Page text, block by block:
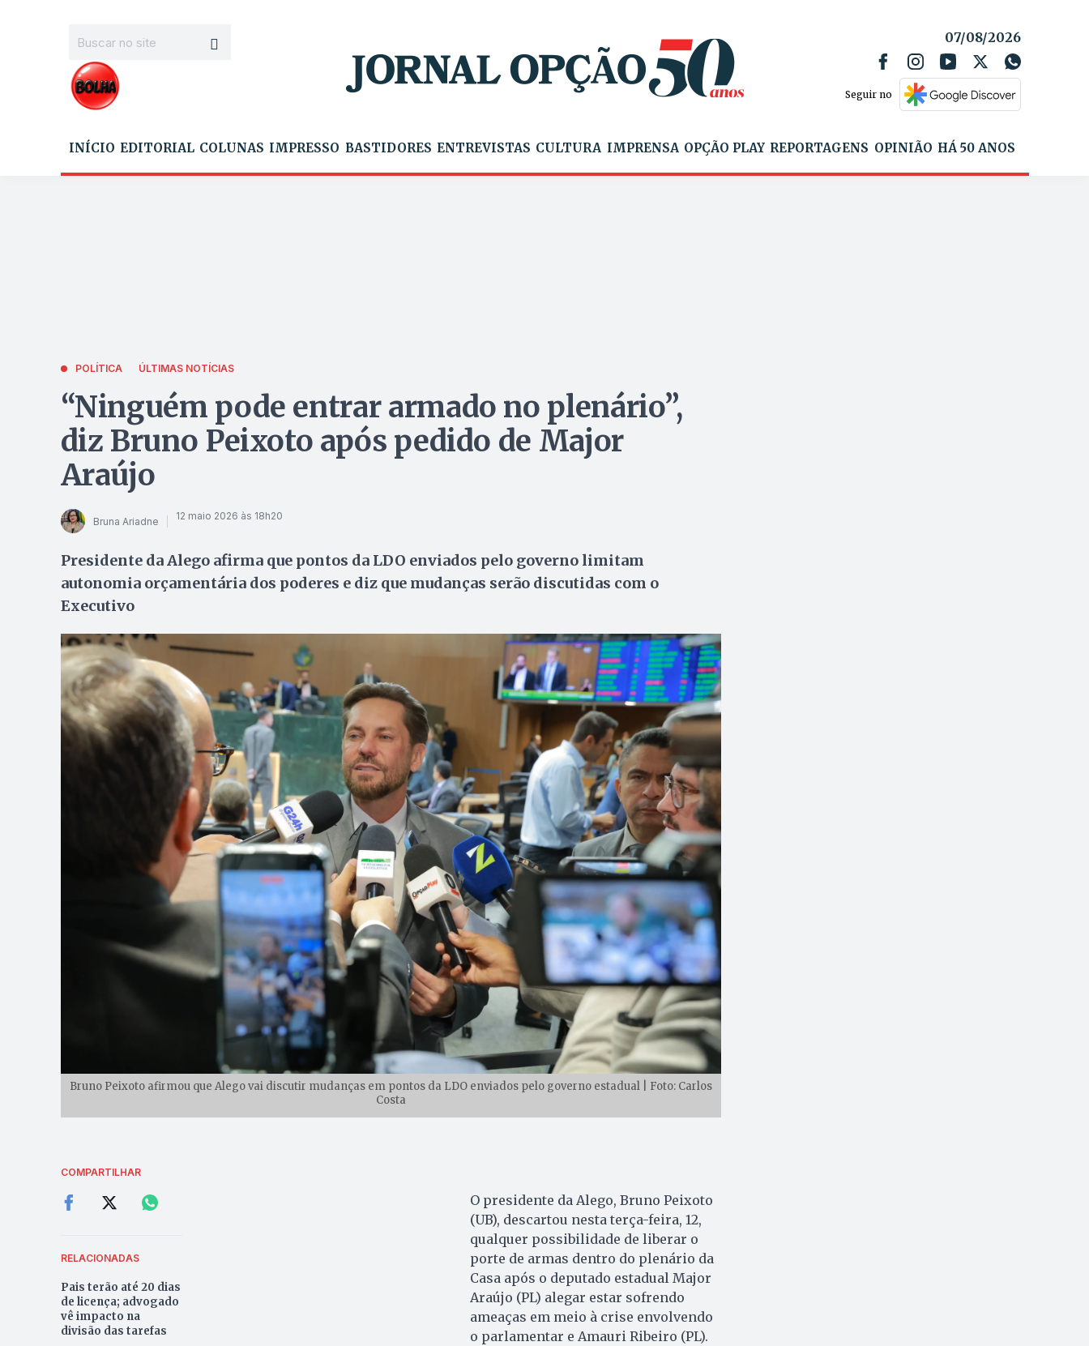
07/08/2026
Seguir no
INÍCIO EDITORIAL COLUNAS IMPRESSO BASTIDORES ENTREVISTAS CULTURA IMPRENSA OPÇÃO PLAY REPORTAGENS OPINIÃO HÁ 50 ANOS
POLÍTICA ÚLTIMAS NOTÍCIAS
“Ninguém pode entrar armado no plenário”,
diz Bruno Peixoto após pedido de Major
Araújo
Bruna Ariadne 12 maio 2026 às 18h20
Presidente da Alego afirma que pontos da LDO enviados pelo governo limitam
autonomia orçamentária dos poderes e diz que mudanças serão discutidas com o
Executivo
Bruno Peixoto afirmou que Alego vai discutir mudanças em pontos da LDO enviados pelo governo estadual | Foto: Carlos
Costa
COMPARTILHAR
RELACIONADAS
Pais terão até 20 dias
de licença; advogado
vê impacto na
divisão das tarefas
O presidente da Alego, Bruno Peixoto
(UB), descartou nesta terça-feira, 12,
qualquer possibilidade de liberar o
porte de armas dentro do plenário da
Casa após o deputado estadual Major
Araújo (PL) alegar estar sofrendo
ameaças em meio à crise envolvendo
o parlamentar e Amauri Ribeiro (PL).